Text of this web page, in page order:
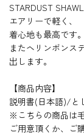
STARDUST
エアリーで軽く、
着心地も最高です。
またヘリンボンス
出します。
【商品内容】
説明書(日本語)/と
※こちらの商品は
ご用意頂くか、ご